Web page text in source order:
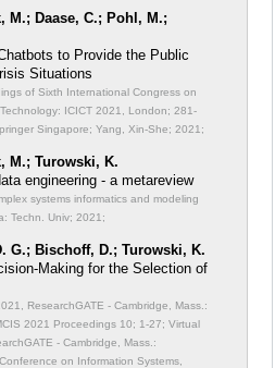
M.; Daase, C.; Pohl, M.;
to Provide the Public
Situations
of Sixth International Congress on
ICICT 2021, London; 281-
Singapore; Yang, Xin-She; 2021;
M.; Turowski, K.
engineering - a metareview
systems informatics and modeling
Techn. Univ; 2021;
G.; Bischoff, D.; Turowski, K.
Making for the Selection of
ResearchGATE - Cambridge, Mass.:
2021 Proceedings 10; 1-27; Virtual
- Cambridge, Mass.:
on Information Systems,